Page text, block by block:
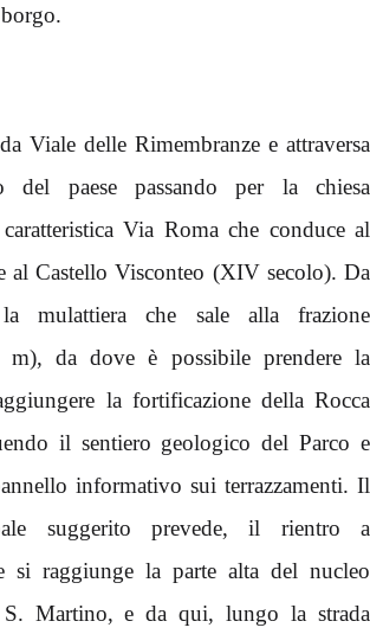
Viale delle Rimembranze e attraversa
del paese passando per la chiesa
Via Roma che conduce al
al Castello Visconteo (XIV secolo). Da
mulattiera che sale alla frazione
m), da dove è possibile prendere la
la fortificazione della Rocca
il sentiero geologico del Parco e
informativo sui terrazzamenti. Il
suggerito prevede, il rientro a
si raggiunge la parte alta del nucleo
S. Martino, e da qui, lungo la strada